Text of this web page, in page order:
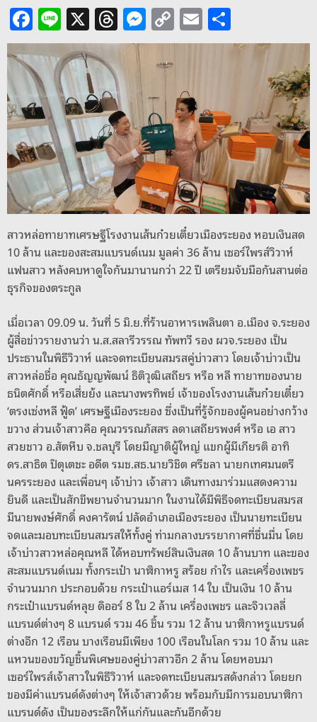
F
a
c
e
b
o
o
k
Li
n
e
X T
h
re
a
d
s
M
e
ss
e
n
g
er
C
o
y
Li
n
k
E
mh
สาวหล่อทายาทเศรษฐีโรงงานเส้นก๋วยเตี๋ยวเมืองระยอง หอบเงินสด
10 ล้าน และของสะสมแบรนด์เนม มูลค่า 36 ล้าน เซอร์ไพรส์วิวาห์
แฟนสาว หลังคบหาดูใจกันมานานกว่า 22 ปี เตรียมจับมือกันสานต่อ
ธุรกิจของตระกูล
เมื่อเวลา 09.09 น. วันที่ 5 มิ.ย.ที่ร้านอาหารเพลินตา อ.เมือง จ.ระยอง
ผู้สื่อข่าวรายงานว่า น.ส.สลารีวรรณ ทัพทวี รอง ผวจ.ระยอง เป็น
ประธานในพิธีวิวาห์ และจดทะเบียนสมรสคู่บ่าวสาว โดยเจ้าบ่าวเป็น
สาวหล่อชื่อ คุณธัญญพัฒน์ ธิติวุฒิเสถียร หรือ หลี ทายาทของนาย
ธนิตศักดิ์ หรือเสี่ยย้ง และนางพรทิพย์ เจ้าของโรงงานเส้นก๋วยเตี๋ยว
‘ตรงเซ่งหลี ฟู้ด’ เศรษฐีเมืองระยอง ซึ่งเป็นที่รู้จักของผู้คนอย่างกว้าง
ขวาง ส่วนเจ้าสาวคือ คุณวรรณภัสสร ลดาเสถียรพงศ์ หรือ เอ สาว
สวยชาว อ.สัตหีบ จ.ชลบุรี โดยมีญาติผู้ใหญ่ แขกผู้มีเกียรติ อาทิ
ดร.สาธิต ปิตุเตชะ อดีต รมช.สธ.นายวิชิต ศรีชลา นายกเทศมนตรี
นครระยอง และเพื่อนๆ เจ้าบ่าว เจ้าสาว เดินทางมาร่วมแสดงความ
ยินดี และเป็นสักขีพยานจำนวนมาก ในงานได้มีพิธีจดทะเบียนสมรส
มีนายพงษ์ศักดิ์ คงคารัตน์ ปลัดอำเภอเมืองระยอง เป็นนายทะเบียน
จดและมอบทะเบียนสมรสให้ทั้งคู่ ท่ามกลางบรรยากาศที่ชื่นมื่น โดย
เจ้าบ่าวสาวหล่อคุณหลี ได้หอบทรัพย์สินเงินสด 10 ล้านบาท และของ
สะสมแบรนด์เนม ทั้งกระเป๋า นาฬิกาหรู สร้อย กำไร และเครื่องเพชร
จำนวนมาก ประกอบด้วย กระเป๋าแอร์เมส 14 ใบ เป็นเงิน 10 ล้าน
กระเป๋าแบรนด์หลุย ดิออร์ 8 ใบ 2 ล้าน เครื่องเพชร และจิวเวลลี่
แบรนด์ต่างๆ 8 แบรนด์ รวม 46 ชิ้น รวม 12 ล้าน นาฬิกาหรูแบรนด์
ต่างอีก 12 เรือน บางเรือนมีเพียง 100 เรือนในโลก รวม 10 ล้าน และ
แหวนของขวัญชิ้นพิเศษของคู่บ่าวสาวอีก 2 ล้าน โดยหอบมา
เซอร์ไพรส์เจ้าสาวในพิธีวิวาห์ และจดทะเบียนสมรสดังกล่าว โดยยก
ของมีค่าแบรนด์ดังต่างๆ ให้เจ้าสาวด้วย พร้อมกับมีการมอบนาฬิกา
แบรนด์ดัง เป็นของระลึกให้แก่กันและกันอีกด้วย